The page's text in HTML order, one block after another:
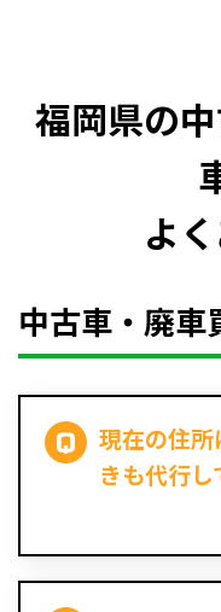
福岡県の
よ
中古車・廃車
現在の住
きも代行し